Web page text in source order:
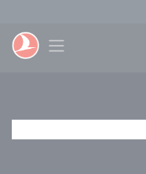
Toggle navigation